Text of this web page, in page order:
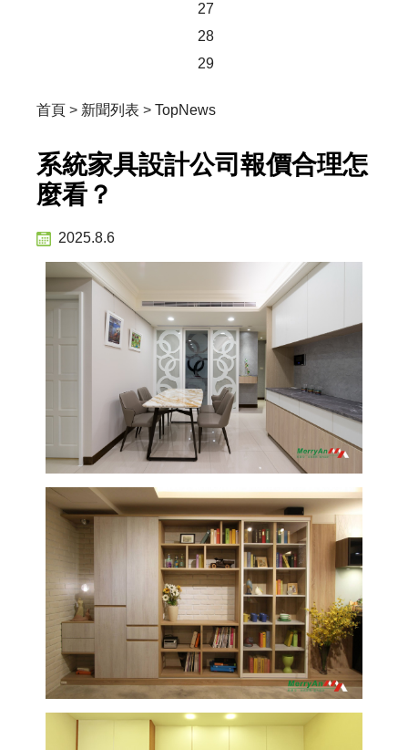
27
28
29
首頁 > 新聞列表 > TopNews
系統家具設計公司報價合理怎
麼看？
2025.8.6